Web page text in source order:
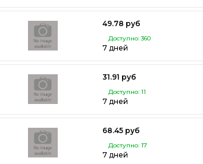
49.78 руб
Доступно: 360
7 дней
31.91 руб
Доступно: 11
7 дней
68.45 руб
Доступно: 17
7 дней